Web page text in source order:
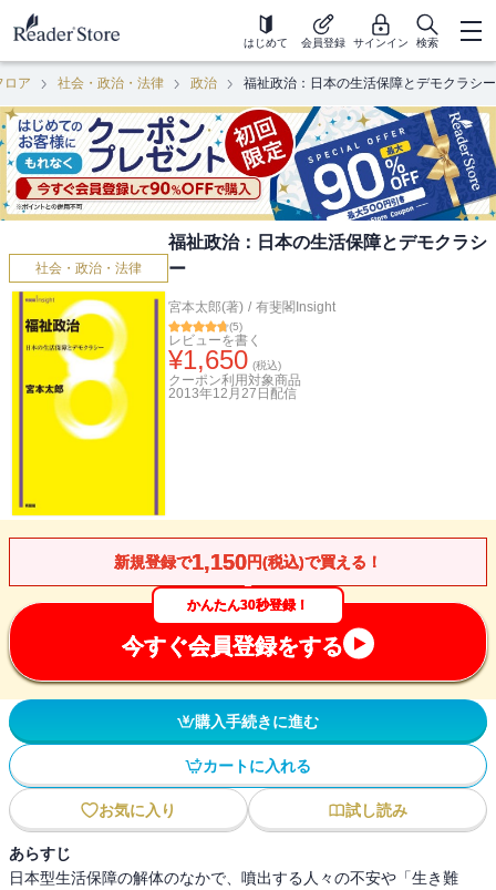
はじめて 会員登録 サインイン 検索
ロア 社会・政治・法律 政治 福祉政治：日本の生活保障とデモクラシー
社会・政治・法律
福祉政治：日本の生活保障とデモクラシ
ー
宮本太郎(著) / 有斐閣Insight
(5)
レビューを書く
¥1,650 (税込)
クーポン利用対象商品
2013年12月27日 配信
新規登録で1,150円(税込)で買える！
かんたん30秒登録！
今すぐ会員登録をする
購入手続きに進む
カートに入れる
お気に入り 試し読み
あらすじ
日本型生活保障の解体のなかで、噴出する人々の不安や「生き難